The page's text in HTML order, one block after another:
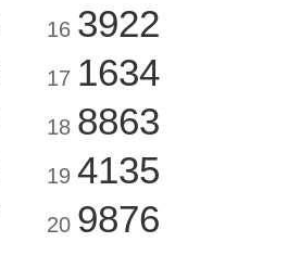
16 3922
17 1634
18 8863
19 4135
20 9876